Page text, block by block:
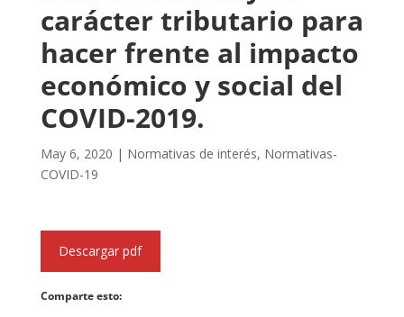
carácter tributario para
hacer frente al impacto
económico y social del
COVID-2019.
May 6, 2020 | Normativas de interés, Normativas-
COVID-19
Descargar pdf
Comparte esto: